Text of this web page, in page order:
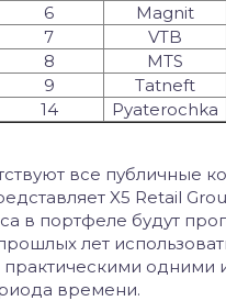
6 Magnit
7 VTB
8 MTS
9 Tatneft
14 Pyaterochka
все публичные
X5 Retail
в портфеле будут
лет
практическими
времени.